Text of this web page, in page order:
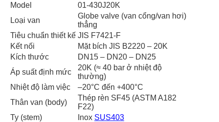
Model
01-430J20K
Loại van
Globe valve (van cổng/van hơi)
thẳng
Tiêu chuẩn thiết kế JIS F7421-F
Kết nối
Mặt bích JIS B2220 – 20K
Kích thước
DN15 – DN20 – DN25
Áp suất định mức
20K (≈ 40 bar ở nhiệt độ
thường)
Nhiệt độ làm việc
–20°C đến +400°C
Thân van (body)
Thép rèn SF45 (ASTM A182
F22)
Ty (stem)
Inox SUS403